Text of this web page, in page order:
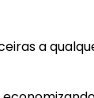
a